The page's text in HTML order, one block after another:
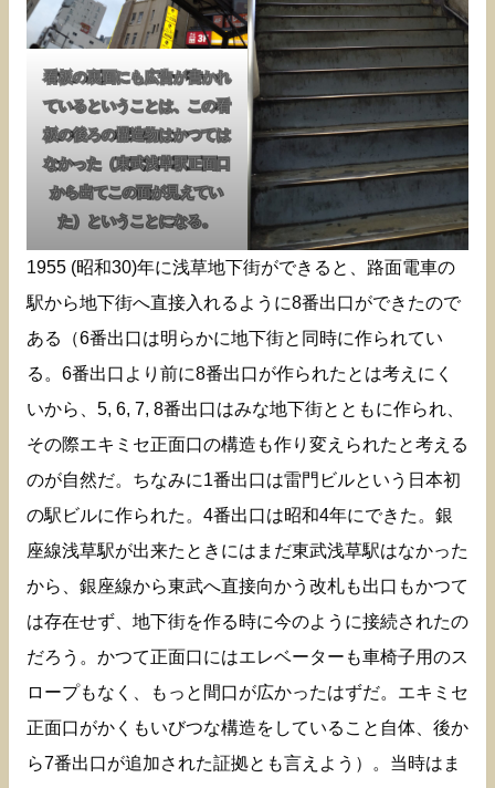
看板の裏面にも広告が書かれ
ているということは、この看
板の後ろの構造物はかつては
なかった（東武浅草駅正面口
から出てこの面が見えてい
た）ということになる。
1955 (昭和30)年に浅草地下街ができると、路面電車の
駅から地下街へ直接入れるように8番出口ができたので
ある（6番出口は明らかに地下街と同時に作られてい
る。6番出口より前に8番出口が作られたとは考えにく
いから、5, 6, 7, 8番出口はみな地下街とともに作られ、
その際エキミセ正面口の構造も作り変えられたと考える
のが自然だ。ちなみに1番出口は雷門ビルという日本初
の駅ビルに作られた。4番出口は昭和4年にできた。銀
座線浅草駅が出来たときにはまだ東武浅草駅はなかった
から、銀座線から東武へ直接向かう改札も出口もかつて
は存在せず、地下街を作る時に今のように接続されたの
だろう。かつて正面口にはエレベーターも車椅子用のス
ロープもなく、もっと間口が広かったはずだ。エキミセ
正面口がかくもいびつな構造をしていること自体、後か
ら7番出口が追加された証拠とも言えよう）。当時はま